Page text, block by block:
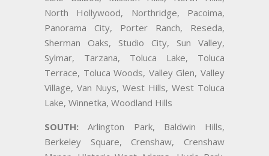
North Hollywood, Northridge, Pacoima,
Panorama City, Porter Ranch, Reseda,
Sherman Oaks, Studio City, Sun Valley,
Sylmar, Tarzana, Toluca Lake, Toluca
Terrace, Toluca Woods, Valley Glen, Valley
Village, Van Nuys, West Hills, West Toluca
Lake, Winnetka, Woodland Hills
SOUTH: Arlington Park, Baldwin Hills,
Berkeley Square, Crenshaw, Crenshaw